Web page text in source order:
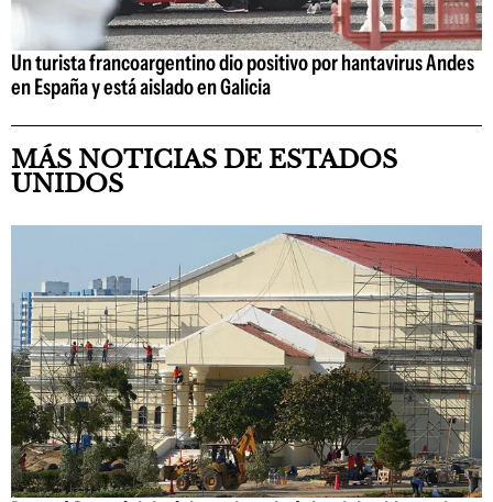
Un turista francoargentino dio positivo por hantavirus Andes
en España y está aislado en Galicia
MÁS NOTICIAS DE ESTADOS
UNIDOS